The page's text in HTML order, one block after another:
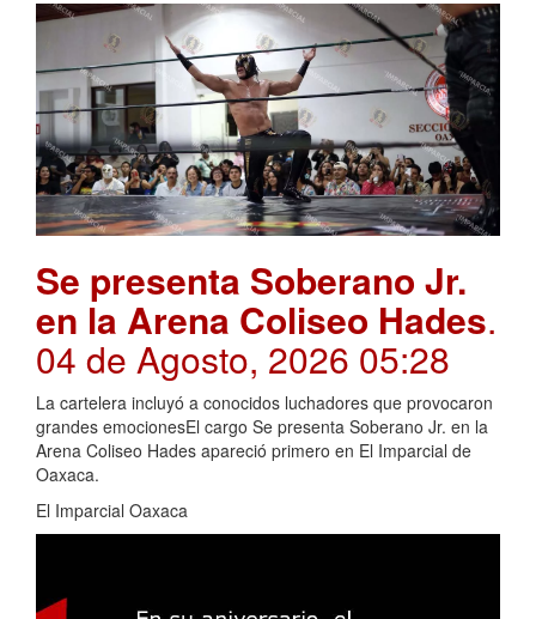
Se presenta Soberano Jr.
en la Arena Coliseo Hades.
04 de Agosto, 2026 05:28
La cartelera incluyó a conocidos luchadores que provocaron
grandes emocionesEl cargo Se presenta Soberano Jr. en la
Arena Coliseo Hades apareció primero en El Imparcial de
Oaxaca.
El Imparcial Oaxaca